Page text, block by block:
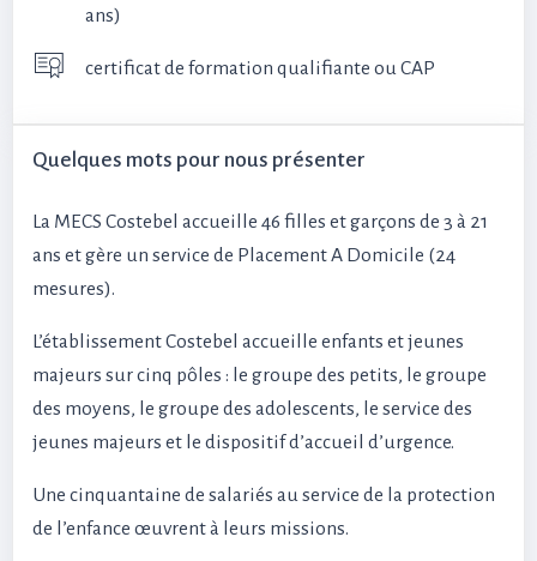
ans)
certificat de formation qualifiante ou CAP
Quelques mots pour nous présenter
La MECS Costebel accueille 46 filles et garçons de 3 à 21
ans et gère un service de Placement A Domicile (24
mesures).
L’établissement Costebel accueille enfants et jeunes
majeurs sur cinq pôles : le groupe des petits, le groupe
des moyens, le groupe des adolescents, le service des
jeunes majeurs et le dispositif d’accueil d’urgence.
Une cinquantaine de salariés au service de la protection
de l’enfance œuvrent à leurs missions.